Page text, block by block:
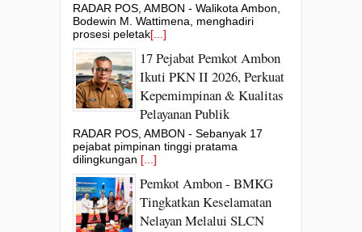
RADAR POS, AMBON - Walikota Ambon,
Bodewin M. Wattimena, menghadiri
prosesi peletak[...]
17 Pejabat Pemkot Ambon
Ikuti PKN II 2026, Perkuat
Kepemimpinan & Kualitas
Pelayanan Publik
RADAR POS, AMBON - Sebanyak 17
pejabat pimpinan tinggi pratama
dilingkungan [...]
Pemkot Ambon - BMKG
Tingkatkan Keselamatan
Nelayan Melalui SLCN